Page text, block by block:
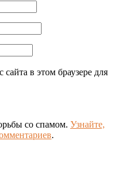
в этом браузере для
со спамом. Узнайте,
.